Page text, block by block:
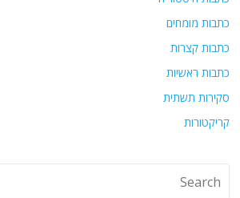
כתבות מומחים
כתבות קצרות
כתבות ראשיות
סקירות תשתית
קריקטורות